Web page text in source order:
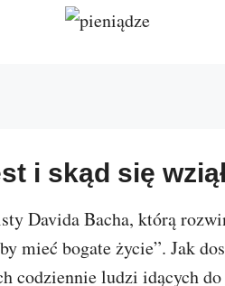
i skąd się
Davida Bacha, którą
mieć bogate życie”. Jak
codziennie ludzi idących